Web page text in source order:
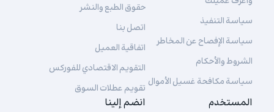
سياسة التنفيذ
سياسة الإفصاح عن المخاطر
الشروط والأحكام
سياسة مكافحة غسيل الأموال
حقوق الطبع والنشر
اتصل بنا
اتفاقية العميل
التقويم الاقتصادي للفوركس
تقويم عطلات السوق
المستخدم انضم إلينا